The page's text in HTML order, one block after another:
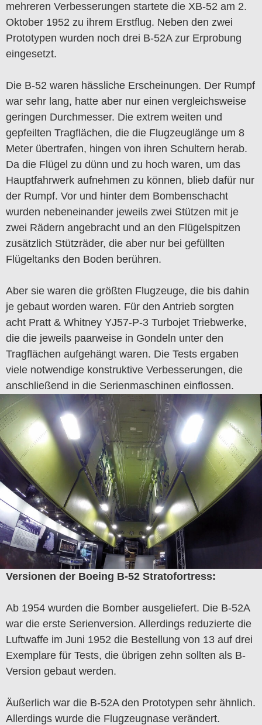
mehreren Verbesserungen startete die XB-52 am 2.
Oktober 1952 zu ihrem Erstflug. Neben den zwei
Prototypen wurden noch drei B-52A zur Erprobung
eingesetzt.
Die B-52 waren hässliche Erscheinungen. Der Rumpf
war sehr lang, hatte aber nur einen vergleichsweise
geringen Durchmesser. Die extrem weiten und
gepfeilten Tragflächen, die die Flugzeuglänge um 8
Meter übertrafen, hingen von ihren Schultern herab.
Da die Flügel zu dünn und zu hoch waren, um das
Hauptfahrwerk aufnehmen zu können, blieb dafür nur
der Rumpf. Vor und hinter dem Bombenschacht
wurden nebeneinander jeweils zwei Stützen mit je
zwei Rädern angebracht und an den Flügelspitzen
zusätzlich Stützräder, die aber nur bei gefüllten
Flügeltanks den Boden berühren.
Aber sie waren die größten Flugzeuge, die bis dahin
je gebaut worden waren. Für den Antrieb sorgten
acht Pratt & Whitney YJ57-P-3 Turbojet Triebwerke,
die die jeweils paarweise in Gondeln unter den
Tragflächen aufgehängt waren. Die Tests ergaben
viele notwendige konstruktive Verbesserungen, die
anschließend in die Serienmaschinen einflossen.
Versionen der Boeing B-52 Stratofortress:
Ab 1954 wurden die Bomber ausgeliefert. Die B-52A
war die erste Serienversion. Allerdings reduzierte die
Luftwaffe im Juni 1952 die Bestellung von 13 auf drei
Exemplare für Tests, die übrigen zehn sollten als B-
Version gebaut werden.
Äußerlich war die B-52A den Prototypen sehr ähnlich.
Allerdings wurde die Flugzeugnase verändert.